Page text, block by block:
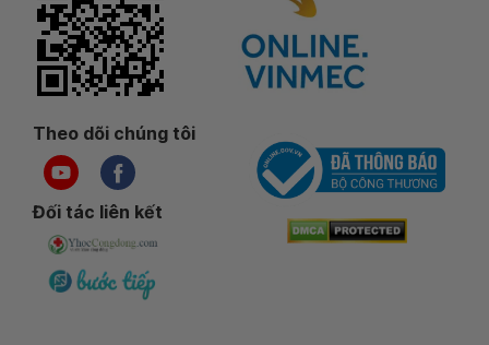
Theo dõi chúng tôi
Đối tác liên kết